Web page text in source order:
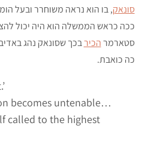
סונאק, בו הוא נראה משוחרר ובעל
ככה כראש הממשלה הוא היה יכול
סטארמרהכירבכך שסונאק נהג
כה כואבת.
becomes untenable…
called to the highest